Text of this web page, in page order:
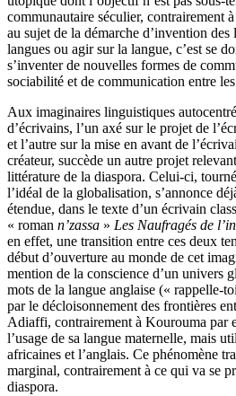
communautaire séculier, contrairement
au sujet de la démarche d’invention
langues ou agir sur la langue, c’est se
s’inventer de nouvelles formes de
sociabilité et de communication entre
Aux imaginaires linguistiques
d’écrivains, l’un axé sur le projet de
et l’autre sur la mise en avant de
créateur, succède un autre projet
littérature de la diaspora. Celui-ci,
l’idéal de la globalisation, s’annonce
étendue, dans le texte d’un écrivain
« roman n’zassa » Les Naufragés de
en effet, une transition entre ces deux
début d’ouverture au monde de cet
mention de la conscience d’un univers
mots de la langue anglaise (« rappelle-
par le décloisonnement des frontières
Adiaffi, contrairement à Kourouma par
l’usage de sa langue maternelle, mais
africaines et l’anglais. Ce phénomène
marginal, contrairement à ce qui va se
diaspora.